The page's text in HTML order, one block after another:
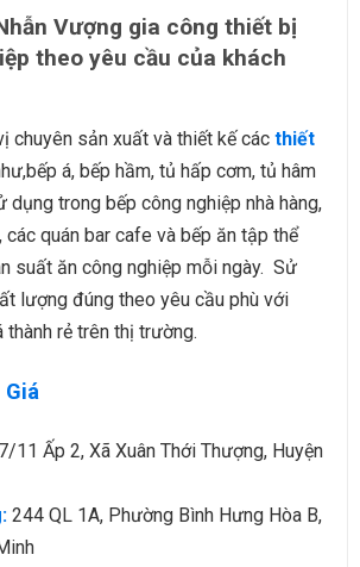
Vượng gia công thiết bị
theo yêu cầu của khách
chuyên sản xuất và thiết kế các thiết
á, bếp hầm, tủ hấp cơm, tủ hâm
dụng trong bếp công nghiệp nhà hàng,
các quán bar cafe và bếp ăn tập thể
suất ăn công nghiệp mỗi ngày. Sử
lượng đúng theo yêu cầu phù với
thành rẻ trên thị trường.
Giá
11 Ấp 2, Xã Xuân Thới Thượng, Huyện
244 QL 1A, Phường Bình Hưng Hòa B,